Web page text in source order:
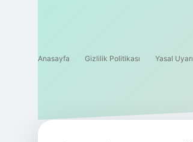
Anasayfa Gizlilik Politikası Yasal Uyarı